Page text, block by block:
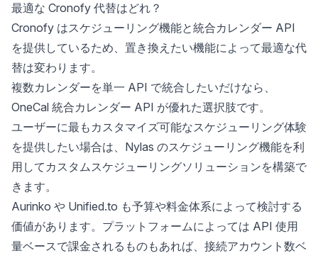
最適な Cronofy 代替はどれ？
Cronofy はスケジューリング機能と統合カレンダー API
を提供しているため、置き換えたい機能によって最適な代
替は変わります。
複数カレンダーを単一 API で統合したいだけなら、
OneCal 統合カレンダー API が優れた選択肢です。
ユーザーに最もカスタマイズ可能なスケジューリング体験
を提供したい場合は、Nylas のスケジューリング機能を利
用してカスタムスケジューリングソリューションを構築で
きます。
Aurinko や Unified.to も予算や料金体系によって検討する
価値があります。プラットフォームによっては API 使用
量ベースで課金されるものもあれば、接続アカウント数ベ